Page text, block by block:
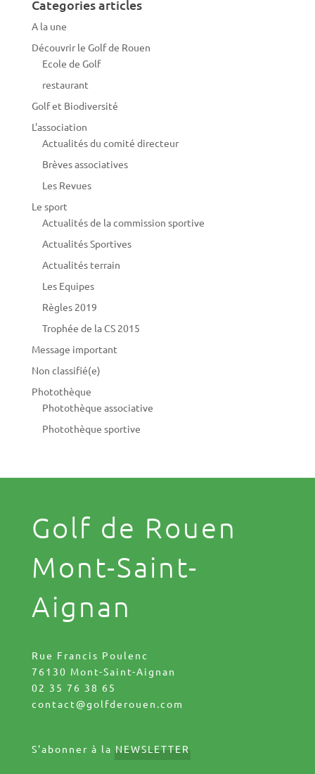
Categories articles
A la une
Découvrir le Golf de Rouen
Ecole de Golf
restaurant
Golf et Biodiversité
L'association
Actualités du comité directeur
Brèves associatives
Les Revues
Le sport
Actualités de la commission sportive
Actualités Sportives
Actualités terrain
Les Equipes
Règles 2019
Trophée de la CS 2015
Message important
Non classifié(e)
Photothèque
Photothèque associative
Photothèque sportive
Golf de Rouen
Mont-Saint-
Aignan
Rue Francis Poulenc
76130 Mont-Saint-Aignan
02 35 76 38 65
contact@golfderouen.com
S'abonner à la NEWSLETTER